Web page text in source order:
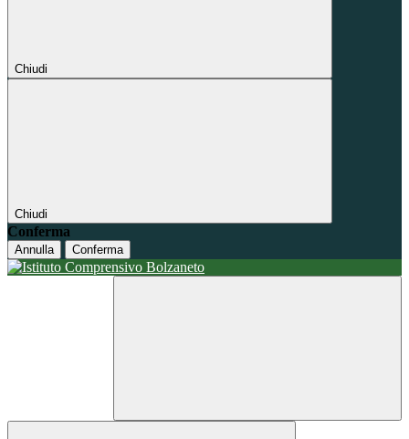
Chiudi
Chiudi
Conferma
Annulla Conferma